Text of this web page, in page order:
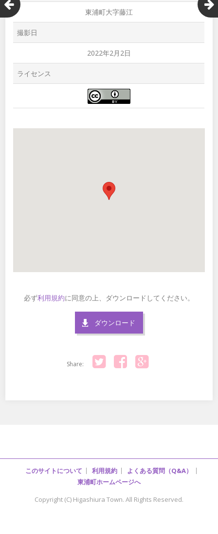
東浦町大字藤江
撮影日
2022年2月2日
ライセンス
必ず利用規約に同意の上、ダウンロードしてください。
ダウンロード
Share:
このサイトについて 利用規約
よくある質問（Q&A）
東浦町ホームページへ
Copyright (C) Higashiura Town. All Rights Reserved.